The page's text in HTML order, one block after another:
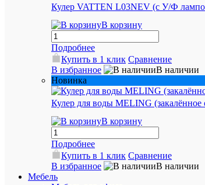
Кулер VATTEN L03NEV (с У/Ф
В корзину
Подробнее
Купить в 1 клик Сравнение
В избранное
В наличии
Новинка
Кулер для воды MELING (закалённое
В корзину
Подробнее
Купить в 1 клик Сравнение
В избранное
В наличии
Мебель